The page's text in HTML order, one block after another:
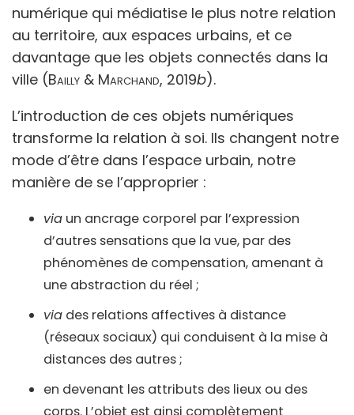
numérique qui médiatise le plus notre relation
au territoire, aux espaces urbains, et ce
davantage que les objets connectés dans la
ville (Bailly & Marchand, 2019b).
L’introduction de ces objets numériques
transforme la relation à soi. Ils changent notre
mode d’être dans l’espace urbain, notre
manière de se l’approprier :
via un ancrage corporel par l’expression
d’autres sensations que la vue, par des
phénomènes de compensation, amenant à
une abstraction du réel ;
via des relations affectives à distance
(réseaux sociaux) qui conduisent à la mise à
distances des autres ;
en devenant les attributs des lieux ou des
corps. L’objet est ainsi complètement